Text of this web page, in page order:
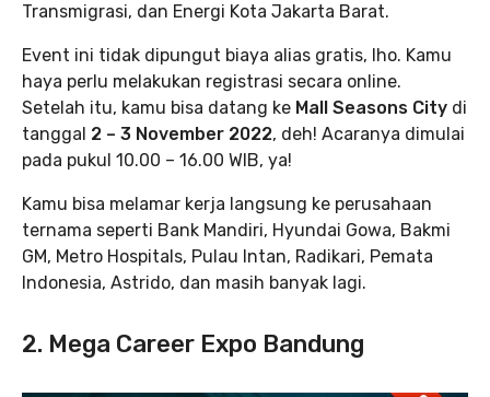
Transmigrasi, dan Energi Kota Jakarta Barat.
Event ini tidak dipungut biaya alias gratis, lho. Kamu
haya perlu melakukan registrasi secara online.
Setelah itu, kamu bisa datang ke Mall Seasons City di
tanggal 2 – 3 November 2022, deh! Acaranya dimulai
pada pukul 10.00 – 16.00 WIB, ya!
Kamu bisa melamar kerja langsung ke perusahaan
ternama seperti Bank Mandiri, Hyundai Gowa, Bakmi
GM, Metro Hospitals, Pulau Intan, Radikari, Pemata
Indonesia, Astrido, dan masih banyak lagi.
2. Mega Career Expo Bandung